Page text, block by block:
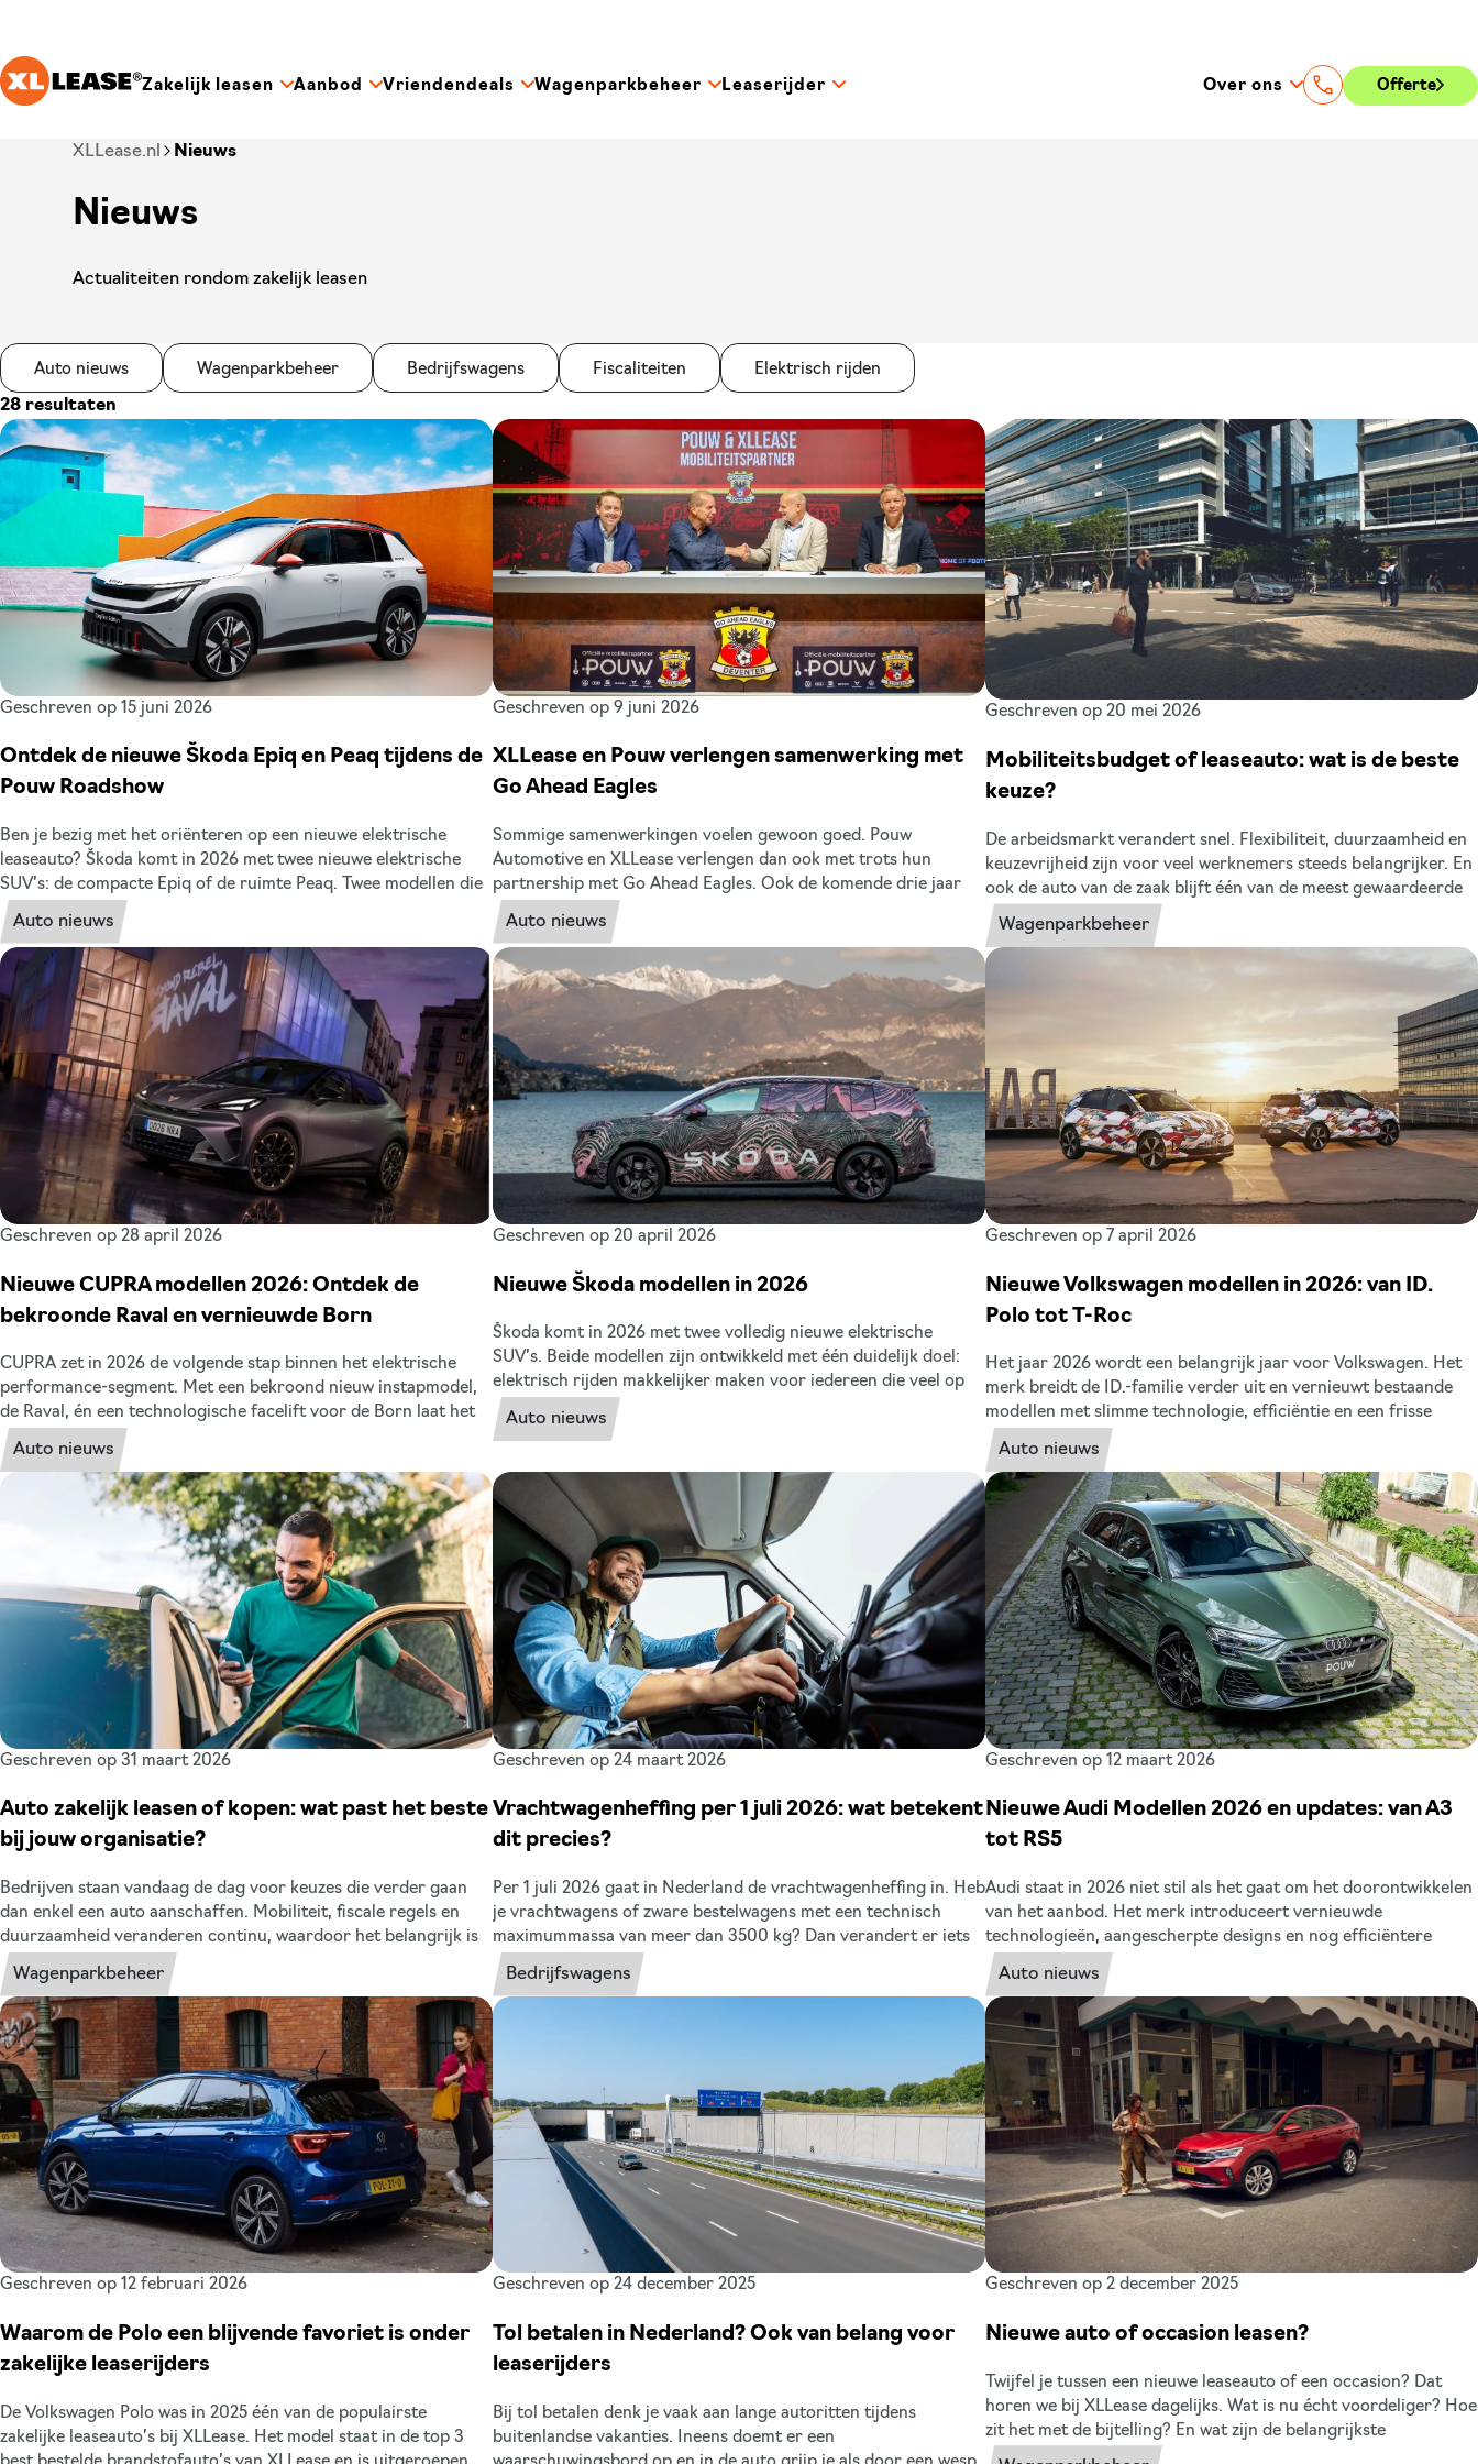
Zakelijk leasen Aanbod Vriendendeals Wagenparkbeheer Leaserijder Over ons Offerte
Je bent nu voorbij het hoofdmenu
XLLease.nl Nieuws
Nieuws
Actualiteiten rondom zakelijk leasen
Auto nieuws Wagenparkbeheer Bedrijfswagens Fiscaliteiten Elektrisch rijden
28 resultaten
Geschreven op 15 juni 2026
Ontdek de nieuwe Škoda Epiq en Peaq tijdens de
Pouw Roadshow
Ben je bezig met het oriënteren op een nieuwe elektrische
leaseauto? Škoda komt in 2026 met twee nieuwe elektrische
SUV’s: de compacte Epiq of de ruimte Peaq. Twee modellen die
binnen de zakelijke lease veel leaserijders gaat aanspreken. De
Škoda Epiq en de Škoda Peaq zijn in juni en juli exclusief te
bekijken bij Pouw tijdens de roadshows, nog voordat ze officieel
in de showroom staan. Weten of het model wat voor jou is?
Meld je aan en kom de modellen in het echt bewonderen!
Auto nieuws
Geschreven op 9 juni 2026
XLLease en Pouw verlengen samenwerking met
Go Ahead Eagles
Sommige samenwerkingen voelen gewoon goed. Pouw
Automotive en XLLease verlengen dan ook met trots hun
partnership met Go Ahead Eagles. Ook de komende drie jaar
zijn wij samen met Pouw officieel mobiliteitspartner van de club
uit Deventer. Drie sterke namen uit de regio, met dezelfde
mentaliteit: nuchter, betrokken en altijd in beweging. Een
samenwerking die al jaren staat als een huis, gebouwd op
vertrouwen, respect en vooral: samen de schouders eronder.
Auto nieuws
Geschreven op 20 mei 2026
Mobiliteitsbudget of leaseauto: wat is de beste
keuze?
De arbeidsmarkt verandert snel. Flexibiliteit, duurzaamheid en
keuzevrijheid zijn voor veel werknemers steeds belangrijker. En
ook de auto van de zaak blijft één van de meest gewaardeerde
arbeidsvoorwaarden in Nederland. Tegelijk bieden steeds meer
organisaties ook een mobiliteitsbudget aan. Maar wat is voor u
de beste keuze? Zeker met de komst van de pseudo-eindheffing
dit artikel zetten wij de voor- en nadelen overzichtelijk voor u
Wagenparkbeheer
Geschreven op 28 april 2026
Nieuwe CUPRA modellen 2026: Ontdek de
bekroonde Raval en vernieuwde Born
CUPRA zet in 2026 de volgende stap binnen het elektrische
performance-segment. Met een bekroond nieuw instapmodel,
de Raval, én een technologische facelift voor de Born laat het
merk zien hoe sportiviteit, design en elektrische innovatie
samenkomen. We zetten het nieuwe CUPRA model en de facelift
van de Born in 2026 overzichtelijk voor u op een rij.
Auto nieuws
Geschreven op 20 april 2026
Nieuwe Škoda modellen in 2026
Škoda komt in 2026 met twee volledig nieuwe elektrische
SUV’s. Beide modellen zijn ontwikkeld met één duidelijk doel:
elektrisch rijden makkelijker maken voor iedereen die veel op
de weg zit. Meer ruimte, slim ontwerp en een praktisch
rijbereik. Ziet uw nieuwe leaseauto hier misschien bij? Wij
Auto nieuws
Geschreven op 7 april 2026
Nieuwe Volkswagen modellen in 2026: van ID.
Polo tot T-Roc
Het jaar 2026 wordt een belangrijk jaar voor Volkswagen. Het
merk breidt de ID.-familie verder uit en vernieuwt bestaande
modellen met slimme technologie, efficiëntie en een frisse
designtaal. Voor jou als zakelijke rijder en wagenparkbeheerder
is dit goed nieuws: de nieuwe generatie focust op een
uitstekende Total Cost of Ownership (TCO) en maximaal
gebruiksgemak. Daarom zetten we alle nieuwe Volkswagen
modellen die we in 2026 terug gaan zien op de weg
overzichtelijk voor je op een rij. Zo weet je precies waar je naar
uit kunt kijken voor misschien wel je volgende zakelijke
leaseauto.
Auto nieuws
Geschreven op 31 maart 2026
Auto zakelijk leasen of kopen: wat past het beste
bij jouw organisatie?
Bedrijven staan vandaag de dag voor keuzes die verder gaan
dan enkel een auto aanschaffen. Mobiliteit, fiscale regels en
duurzaamheid veranderen continu, waardoor het belangrijk is
om bewust te kiezen hoe je jouw wagenpark organiseert. Eén
van de vragen die wij nog regelmatig van ondernemers krijgen
is: ga je de auto of auto’s van de zaak kopen of is zakelijk leasen
de beste keuze? Bij XLLease helpen we bedrijven om inzicht te
krijgen in de financiële, operationele en fiscale gevolgen van
kopen versus leasen. Zo weet je steeds beter welke optie het
beste bij je past.
Wagenparkbeheer
Geschreven op 24 maart 2026
Vrachtwagenheffing per 1 juli 2026: wat betekent
dit precies?
Per 1 juli 2026 gaat in Nederland de vrachtwagenheffing in. Heb
je vrachtwagens of zware bestelwagens met een technisch
maximummassa van meer dan 3500 kg? Dan verandert er iets
voor je. In dit artikel leggen we kort uit wat er wijzigt en welke
actie je moet nemen.
Bedrijfswagens
Geschreven op 12 maart 2026
Nieuwe Audi Modellen 2026 en updates: van A3
tot RS5
Audi staat in 2026 niet stil als het gaat om het doorontwikkelen
van het aanbod. Het merk introduceert vernieuwde
technologieën, aangescherpte designs en nog efficiëntere
aandrijflijnen binnen het brede gamma aan modellen. Ben je
benieuwd naar de nieuwe Audi modellen in 2026? Wij zetten het
voor je op een rij. Zo weet je precies waar je naar uit kunt
kijken.
Auto nieuws
Geschreven op 12 februari 2026
Waarom de Polo een blijvende favoriet is onder
zakelijke leaserijders
De Volkswagen Polo was in 2025 één van de populairste
zakelijke leaseauto’s bij XLLease. Het model staat in de top 3
Geschreven op 24 december 2025
Tol betalen in Nederland? Ook van belang voor
leaserijders
Bij tol betalen denk je vaak aan lange autoritten tijdens
buitenlandse vakanties. Ineens doemt er een
Geschreven op 2 december 2025
Nieuwe auto of occasion leasen?
Twijfel je tussen een nieuwe leaseauto of een occasion? Dat
horen we bij XLLease dagelijks. Wat is nu écht voordeliger? Hoe
zit het met de bijtelling? En wat zijn de belangrijkste
verschillen? We nemen het helder met je door, zodat je een